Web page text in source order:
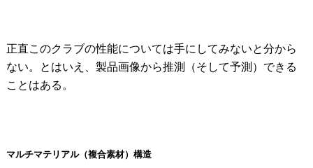
正直このクラブの性能については手にしてみないと分から
ない。とはいえ、製品画像から推測（そして予測）できる
ことはある。
マルチマテリアル（複合素材）構造